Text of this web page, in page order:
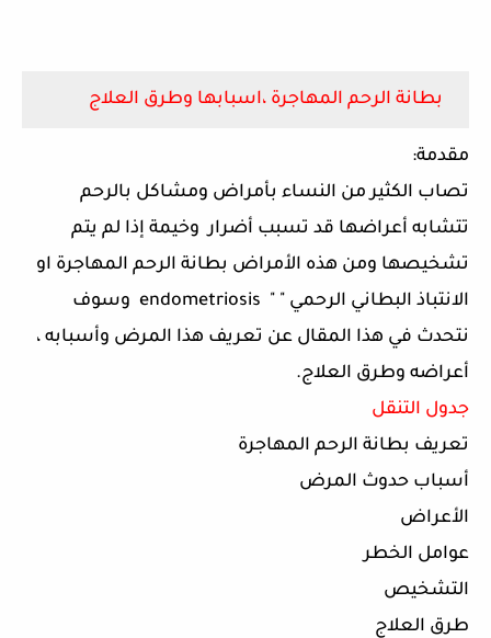
بطانة الرحم المهاجرة ،اسبابها وطرق العلاج
مقدمة:
تصاب الكثير من النساء بأمراض ومشاكل بالرحم
تتشابه أعراضها قد تسبب أضرار وخيمة إذا لم يتم
تشخيصها ومن هذه الأمراض بطانة الرحم المهاجرة او
الانتباذ البطاني الرحمي " endometriosis " وسوف
نتحدث في هذا المقال عن تعريف هذا المرض وأسبابه ،
أعراضه وطرق العلاج.
جدول التنقل
تعريف بطانة الرحم المهاجرة
أسباب حدوث المرض
الأعراض
عوامل الخطر
التشخيص
طرق العلاج